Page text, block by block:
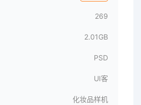
269
2.01GB
PSD
UI客
化妆品样机